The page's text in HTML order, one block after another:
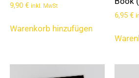
9,90 € inkl. MwSt
Warenkorb hinzufügen
6,95 €